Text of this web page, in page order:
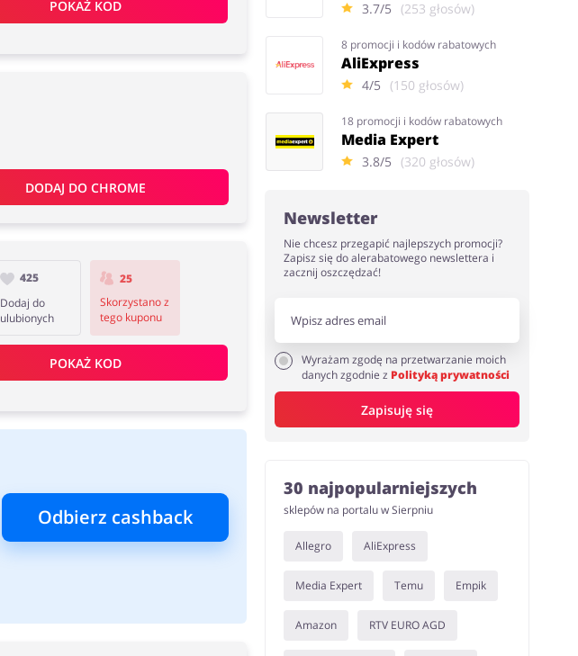
POKAŻ KOD
425
Dodaj do
ulubionych
25
Skorzystano z
tego kuponu
POKAŻ KOD
DODAJ DO CHROME
Odbierz cashback
3.7/5 (253 głosów)
8 promocji i kodów rabatowych
AliExpress
4/5 (150 głosów)
18 promocji i kodów rabatowych
Media Expert
3.8/5 (320 głosów)
Newsletter
Nie chcesz przegapić najlepszych promocji?
Zapisz się do alerabatowego newslettera i
zacznij oszczędzać!
Wyrażam zgodę na przetwarzanie moich
danych zgodnie z Polityką prywatności
Zapisuję się
30 najpopularniejszych
sklepów na portalu w Sierpniu
Allegro AliExpress
Media Expert Temu Empik
Amazon RTV EURO AGD